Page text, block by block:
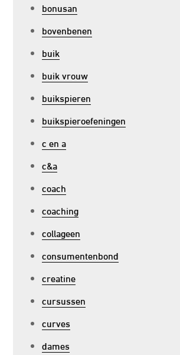
bonusan
bovenbenen
buik
buik vrouw
buikspieren
buikspieroefeningen
c en a
c&a
coach
coaching
collageen
consumentenbond
creatine
cursussen
curves
dames